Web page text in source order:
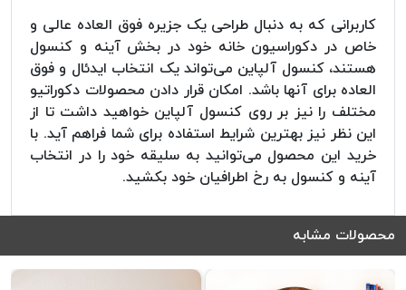
کاربرانی که به دنبال طراحی یک جزیره فوق العاده عالی و
خاص در دکوراسیون خانه خود در بخش آینه و کنسول
هستند، کنسول آلپاین می‌تواند یک انتخاب ایدئال و فوق
العاده برای آنها باشد. امکان قرار دادن محصولات دکوراتیو
مختلف را نیز بر روی کنسول آلپاین خواهید داشت تا از
این نظر نیز بهترین شرایط استفاده برای شما فراهم آید. با
خرید این محصول می‌توانید به سلیقه خود را در انتخاب
آینه و کنسول به رخ اطرافیان خود بکشید.
محصولات مشابه